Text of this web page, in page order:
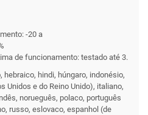
-20 a
de funcionamento: testado até 3.
hebraico, hindi, húngaro, indonésio,
Unidos e do Reino Unido), italiano,
norueguês, polaco, português
russo, eslovaco, espanhol (de